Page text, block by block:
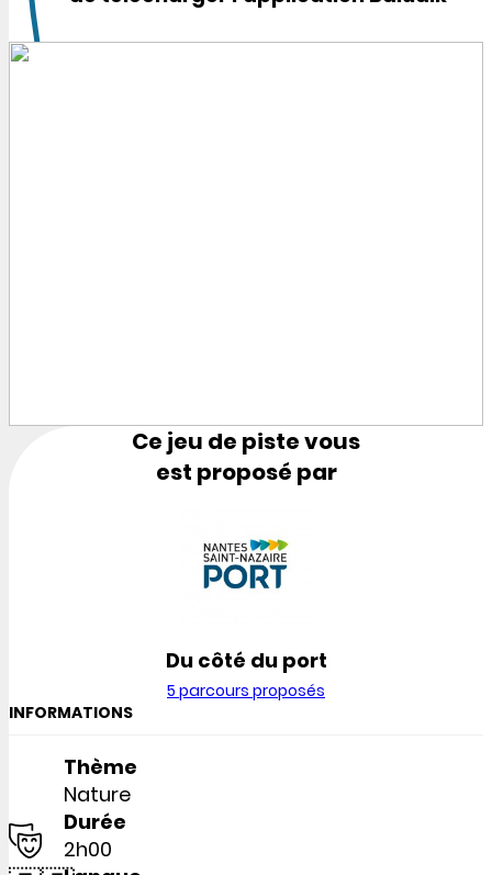
Ce jeu de piste vous
est proposé par
Du côté du port
5 parcours proposés
INFORMATIONS
Thème
Nature
Durée
2h00